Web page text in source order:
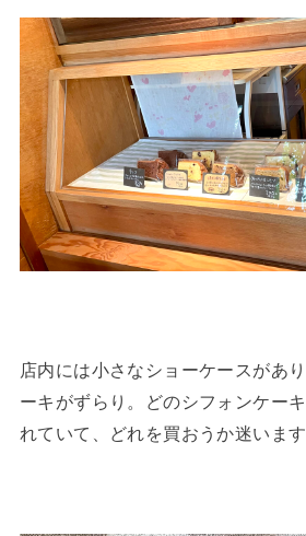
店内には小さなショーケースがあ
ーキがずらり。どのシフォンケー
れていて、どれを買おうか迷います